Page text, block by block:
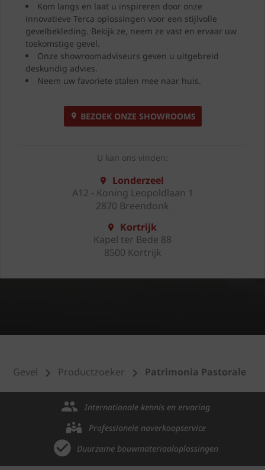
Kom langs en laat u inspireren door onze
innovatieve Terca oplossingen voor een stijlvolle
gevelbekleding. Bekijk ze, neem ze vast en ervaar uw
toekomstige gevel.
Onze showroomadviseurs geven u uitgebreid
deskundig advies.
Neem uw favoriete stalen mee naar huis.
BEZOEK ONZE SHOWROOMS
U kan ons vinden:
Londerzeel
A12 - Koning Leopoldlaan 1
2870 Breendonk
Kortrijk
Kapel ter Bede 88
8500 Kortrijk
Gevel Productzoeker Patrimonia Pastorale
Internationale kennis en ervaring
Professionele naverkoopservice
Duurzame bouwmateriaaloplossingen